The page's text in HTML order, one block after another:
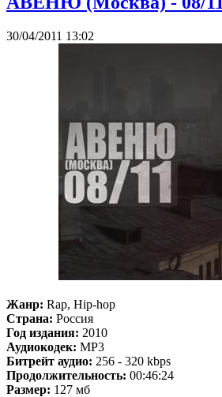
30/04/2011 13:02
Жанр: Rap, Hip-hop
Страна: Россия
Год издания: 2010
Аудиокодек: MP3
Битрейт аудио: 256 - 320 kbps
Продолжительность: 00:46:24
Размер: 127 мб